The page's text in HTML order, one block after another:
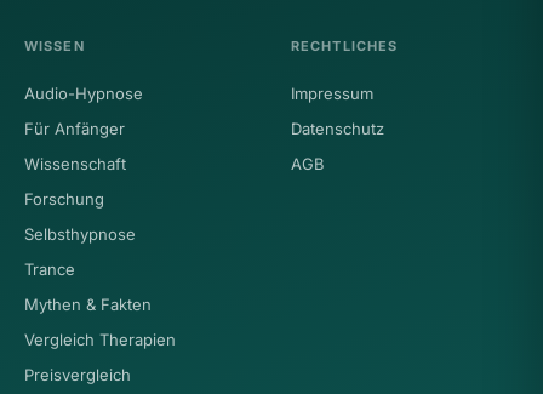
WISSEN
Audio-Hypnose
Für Anfänger
Wissenschaft
Forschung
Selbsthypnose
Trance
Mythen & Fakten
Vergleich Therapien
Preisvergleich
RECHTLICHES
Impressum
Datenschutz
AGB